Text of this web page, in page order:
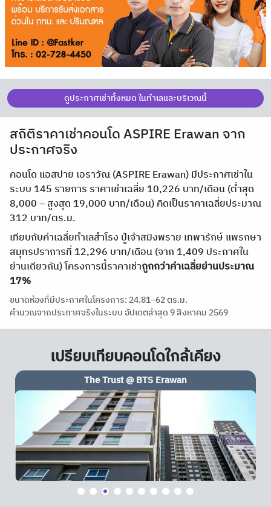
ดูประกาศเช่าทั้งหมด ในทำเลและบริเวณนี้
สถิติราคาเช่าคอนโด ASPIRE Erawan จาก
ประกาศจริง
คอนโด แอสปาย เอราวัณ (ASPIRE Erawan) มีประกาศเช่าใน
ระบบ 145 รายการ ราคาเช่าเฉลี่ย 10,226 บาท/เดือน (ต่ำสุด
8,000 – สูงสุด 19,000 บาท/เดือน) คิดเป็นราคาเฉลี่ยประมาณ
312 บาท/ตร.ม.
เทียบกับค่าเฉลี่ยทำเลสำโรง ปู่เจ้าสมิงพราย เทพารักษ์ แพรกษา
สมุทรปราการที่ 12,296 บาท/เดือน (จาก 1,409 ประกาศใน
ย่านเดียวกัน) โครงการนี้ราคาเช่าถูกกว่าค่าเฉลี่ยย่านประมาณ
17%
ขนาดห้องที่มีประกาศในโครงการ: 24.81–62 ตร.ม.
คำนวณจากประกาศจริงในระบบ อัปเดตล่าสุด 9 สิงหาคม 2569
เปรียบเทียบคอนโดใกล้เคียง
Tropicana BTS Erawan